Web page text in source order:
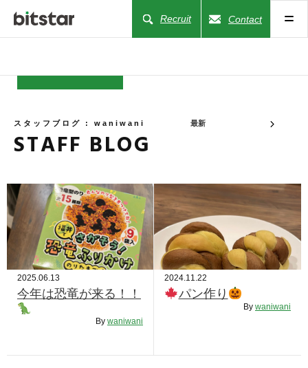
Recruit Contact
NEWS
COMPANY
BUSINESS
WORKS
ACTION
RECRUIT
STAFF BLOG
スタッフブログ : waniwani
STAFF BLOG
最新
2025.06.13
今年は恐竜が来る！！
By waniwani
2024.11.22
パン作り
By waniwani